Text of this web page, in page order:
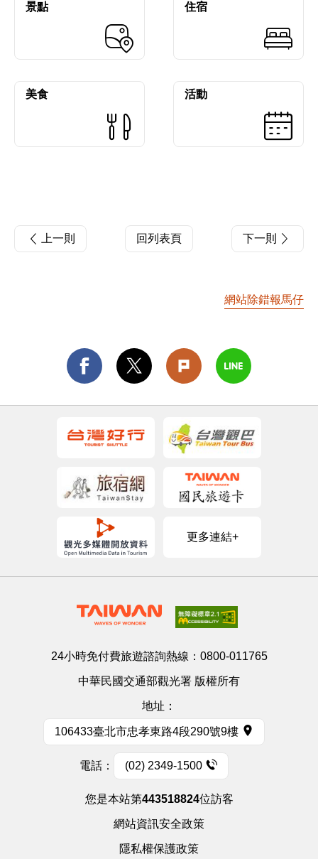
景點 住宿
美食 活動
上一則 回列表頁 下一則
網站除錯報馬仔
更多連結+
24小時免付費旅遊諮詢熱線： 0800-011765
中華民國交通部觀光署 版權所有
地址：
106433臺北市忠孝東路4段290號9樓
電話： (02) 2349-1500
您是本站第443518824位訪客
網站資訊安全政策
隱私權保護政策